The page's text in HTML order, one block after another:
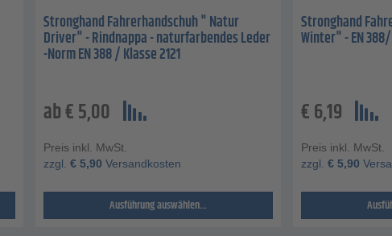
Stronghand Fahrerhandschuh " Natur
Driver" - Rindnappa - naturfarbendes Leder
-Norm EN 388 / Klasse 2121
ab€5,00
Preis inkl. MwSt.
zzgl. € 5,90 Versandkosten
Ausführung auswählen...
Stronghand
Winter" - EN
€6,19
Preis inkl. MwSt.
zzgl. € 5,90